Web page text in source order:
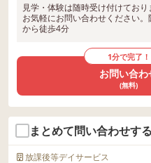
見学・体験は随時受け付けており
お気軽にお問い合わせください
から徒歩4分
1分で完了！
お問い合わ
(無料)
まとめて問い合わせする
放課後等デイサービス